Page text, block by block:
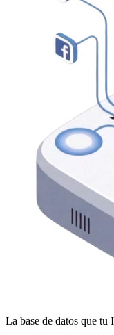
La base de datos que tu